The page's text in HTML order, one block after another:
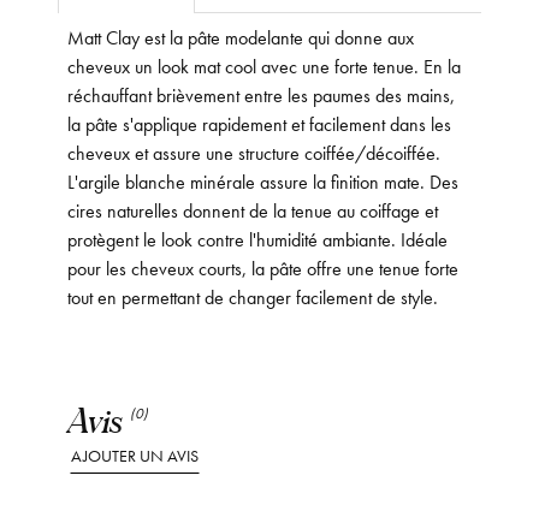
Avis (0)
AJOUTER UN AVIS
Matt Clay est la pâte modelante qui donne aux
cheveux un look mat cool avec une forte tenue. En la
réchauffant brièvement entre les paumes des mains,
la pâte s'applique rapidement et facilement dans les
cheveux et assure une structure coiffée/décoiffée.
L'argile blanche minérale assure la finition mate. Des
cires naturelles donnent de la tenue au coiffage et
protègent le look contre l'humidité ambiante. Idéale
pour les cheveux courts, la pâte offre une tenue forte
tout en permettant de changer facilement de style.